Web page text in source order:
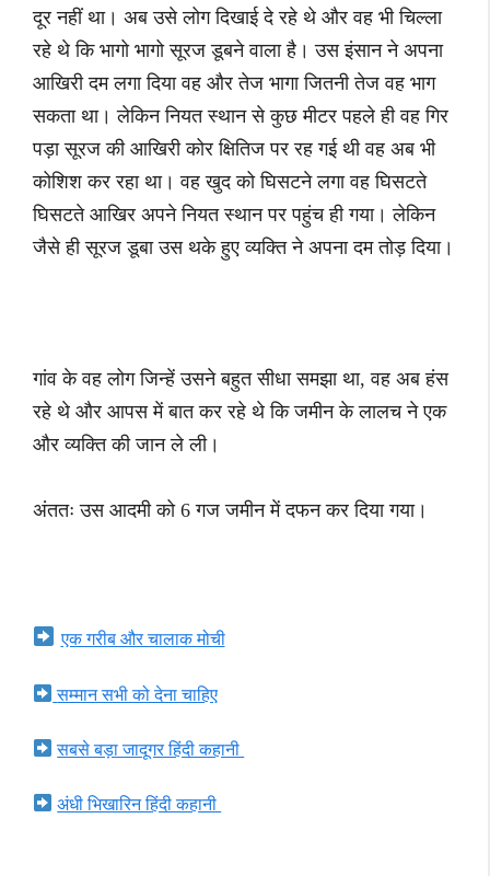
दूर नहीं था। अब उसे लोग दिखाई दे रहे थे और वह भी चिल्ला
रहे थे कि भागो भागो सूरज डूबने वाला है। उस इंसान ने अपना
आखिरी दम लगा दिया वह और तेज भागा जितनी तेज वह भाग
सकता था। लेकिन नियत स्थान से कुछ मीटर पहले ही वह गिर
पड़ा सूरज की आखिरी कोर क्षितिज पर रह गई थी वह अब भी
कोशिश कर रहा था। वह खुद को घिसटने लगा वह घिसटते
घिसटते आखिर अपने नियत स्थान पर पहुंच ही गया। लेकिन
जैसे ही सूरज डूबा उस थके हुए व्यक्ति ने अपना दम तोड़ दिया।
गांव के वह लोग जिन्हें उसने बहुत सीधा समझा था, वह अब हंस
रहे थे और आपस में बात कर रहे थे कि जमीन के लालच ने एक
और व्यक्ति की जान ले ली।
अंततः उस आदमी को 6 गज जमीन में दफन कर दिया गया।
एक गरीब और चालाक मोची
सम्मान सभी को देना चाहिए
सबसे बड़ा जादूगर हिंदी कहानी
अंधी भिखारिन हिंदी कहानी